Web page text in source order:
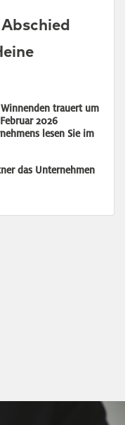
trauert um
2026
lesen Sie im
das Unternehmen